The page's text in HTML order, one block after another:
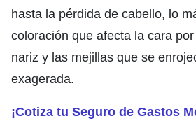
hasta la pérdida de cabello, lo
coloración que afecta la cara
nariz y las mejillas que se
exagerada.
¡Cotiza tu Seguro de Gastos